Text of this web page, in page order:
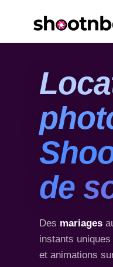
de
Des mariages
instants
et animations